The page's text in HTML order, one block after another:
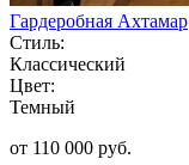
Гардеробная Ахтамар
Стиль:
Классический
Цвет:
Темный
от 110 000 руб.